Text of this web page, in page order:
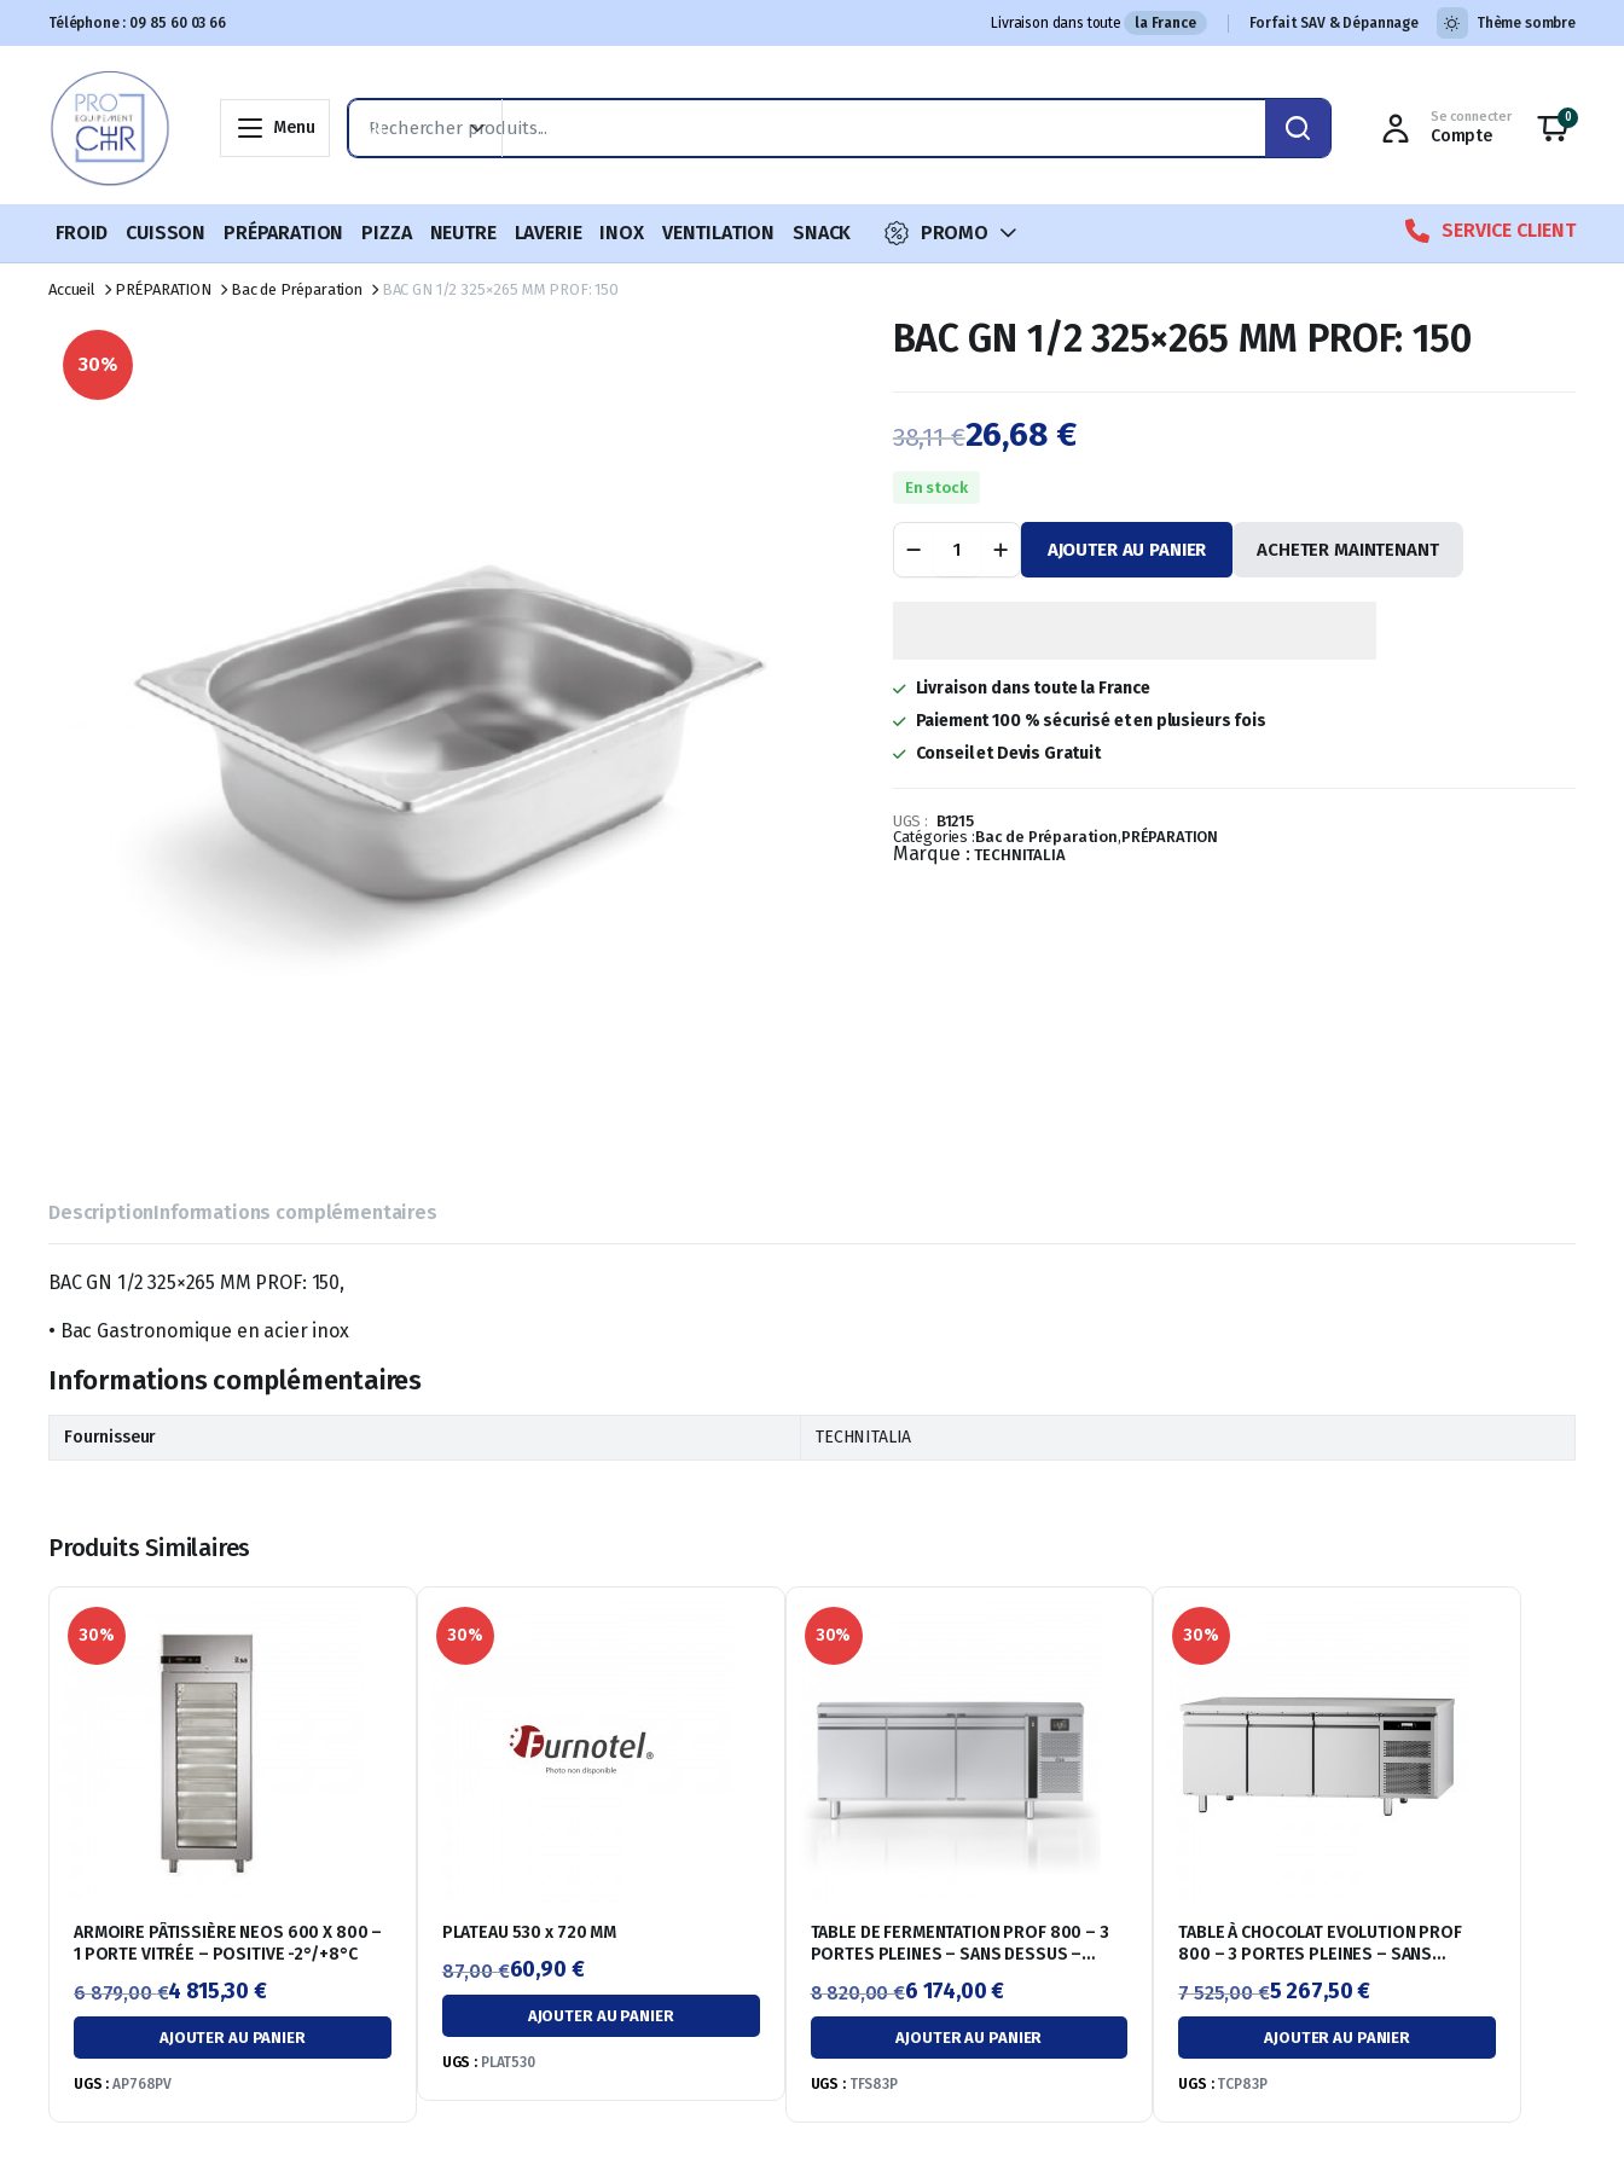
Téléphone : 09 85 60 03 66 Livraison dans toute la France Forfait SAV & Dépannage Thème sombre
Menu
Se connecter
Compte
0
FROID CUISSON PRÉPARATION PIZZA NEUTRE LAVERIE INOX VENTILATION SNACK PROMO SERVICE CLIENT
Accueil PRÉPARATION Bac de Préparation BAC GN 1/2 325×265 MM PROF: 150
30%
BAC GN 1/2 325×265 MM PROF: 150
38,11€
Le
prix
initial
38,11 €.
26,68 €
Le
prix
actuel
26,68 €.
En stock
1/2
quantité
AJOUTER AU PANIER ACHETER MAINTENANT
Livraison dans toute la France
Paiement 100 % sécurisé et en plusieurs fois
Conseil et Devis Gratuit
UGS : B1215
Catégories :Bac de Préparation,PRÉPARATION
Marque :TECHNITALIA
DescriptionInformations complémentaires
BAC GN 1/2 325×265 MM PROF: 150,
• Bac Gastronomique en acier inox
Informations complémentaires
Fournisseur TECHNITALIA
Produits Similaires
30%
ARMOIRE PÂTISSIÈRE NEOS 600 X 800 –
1 PORTE VITRÉE – POSITIVE -2°/+8°C
6 879,00€
Le
prix
initial
était :
4 815,30 €
Le
prix
actuel
est :
AJOUTER AU PANIER
UGS : AP768PV
30%
PLATEAU 530 x 720 MM
87,00€
Le
prix
initial
était :
60,90 €
Le
prix
actuel
est :
AJOUTER AU PANIER
UGS : PLAT530
30%
TABLE DE FERMENTATION PROF 800 – 3
PORTES PLEINES – SANS DESSUS –
8 820,00€
Le
prix
initial
était :
6 174,00€
Le
prix
actuel
est :
AJOUTER AU PANIER
UGS : TFS83P
30%
TABLE À CHOCOLAT EVOLUTION PROF
800 – 3 PORTES PLEINES – SANS
7 525,00€
Le
prix
initial
était :
5 267,50€
Le
prix
actuel
est :
AJOUTER AU PANIER
UGS : TCP83P